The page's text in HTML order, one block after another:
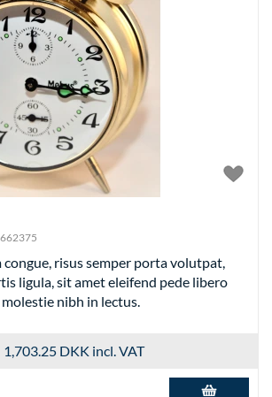
congue, risus semper porta volutpat,
ligula, sit amet eleifend pede libero
nibh in lectus.
1,703.25 DKK incl. VAT